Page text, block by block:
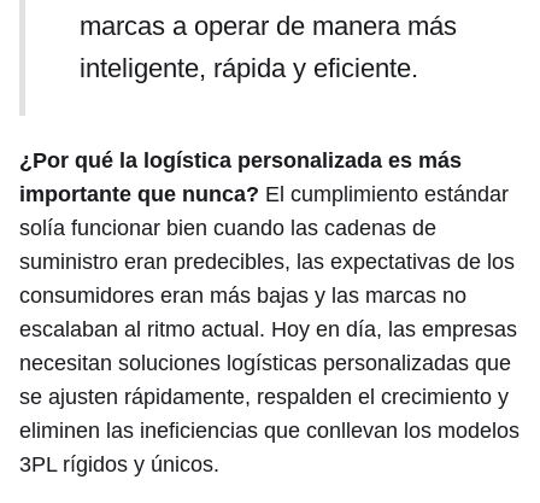
marcas a operar de manera más
inteligente, rápida y eficiente.
¿Por qué la logística personalizada es más
importante que nunca? El cumplimiento estándar
solía funcionar bien cuando las cadenas de
suministro eran predecibles, las expectativas de los
consumidores eran más bajas y las marcas no
escalaban al ritmo actual. Hoy en día, las empresas
necesitan soluciones logísticas personalizadas que
se ajusten rápidamente, respalden el crecimiento y
eliminen las ineficiencias que conllevan los modelos
3PL rígidos y únicos.